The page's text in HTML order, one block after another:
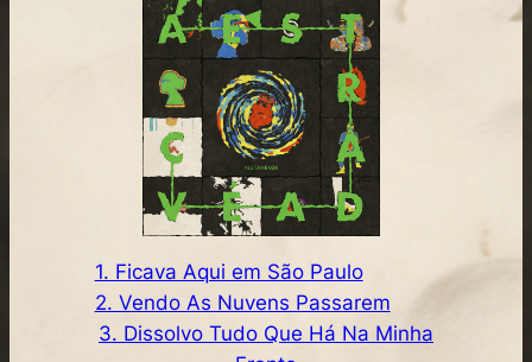
1. Ficava Aqui em São Paulo
2. Vendo As Nuvens Passarem
3. Dissolvo Tudo Que Há Na Minha